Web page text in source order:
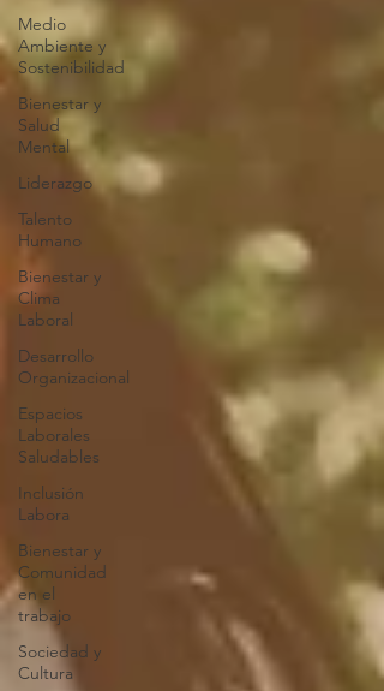
Medio
Ambiente y
Sostenibilidad
Bienestar y
Salud
Mental
Liderazgo
Talento
Humano
Bienestar y
Clima
Laboral
Desarrollo
Organizacional
Espacios
Laborales
Saludables
Inclusión
Labora
Bienestar y
Comunidad
en el
trabajo
Sociedad y
Cultura